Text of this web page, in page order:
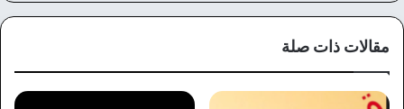
وك
مقالات ذات صلة